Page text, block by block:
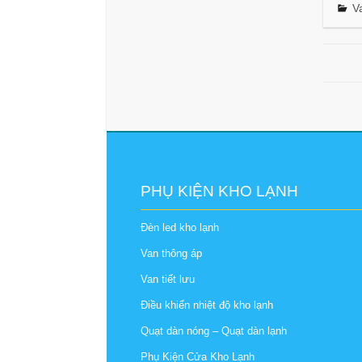
PHỤ KIỆN KHO LẠNH
Đèn led kho lạnh
Van thông áp
Van tiết lưu
Điều khiển nhiệt độ kho lạnh
Quạt dàn nóng – Quạt dàn lạnh
Phụ Kiện Cửa Kho Lạnh